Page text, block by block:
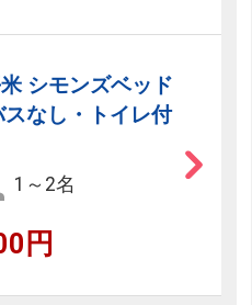
シモンズベッド
なし・トイレ付
1～2名
円